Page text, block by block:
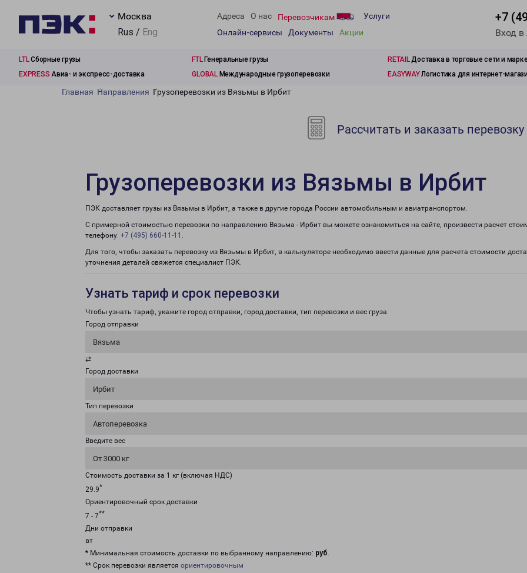
Москва
Rus / Eng
Адреса О нас Перевозчикам
Услуги
Онлайн-сервисы
Документы Акции
+7
Вход
LTLСборные грузы FTLГенеральные грузы RETAILДоставка в торговые сети и
EXPRESS Авиа- и экспресс-доставка GLOBALМеждународные грузоперевозки EASYWAYЛогистика для интернет-
Главная Направления Грузоперевозки из Вязьмы в Ирбит
Рассчитать и заказать перевозку
Грузоперевозки из Вязьмы в Ирбит
ПЭК доставляет грузы из Вязьмы в Ирбит, а также в другие города России автомобильным и авиатранспортом.
С примерной стоимостью перевозки по направлению Вязьма - Ирбит вы можете ознакомиться на сайте, произвести расчет
телефону: +7 (495) 660-11-11 .
Для того, чтобы заказать перевозку из Вязьмы в Ирбит, в калькуляторе необходимо ввести данные для расчета стоимости
уточнения деталей свяжется специалист ПЭК.
Узнать тариф и срок перевозки
Чтобы узнать тариф, укажите город отправки, город доставки, тип перевозки и вес груза.
Город отправки
Вязьма
⇄
Город доставки
Ирбит
Тип перевозки
Автоперевозка
Введите вес
От 3000 кг
Стоимость доставки за 1 кг (включая НДС)
29.9*
Ориентировочный срок доставки
7 - 7**
Дни отправки
вт
* Минимальная стоимость доставки по выбранному направлению: руб.
** Срок перевозки является ориентировочным